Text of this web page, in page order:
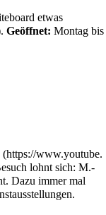
etwas
Geöffnet: Montag bis
lohnt sich: M.-
Dazu immer mal